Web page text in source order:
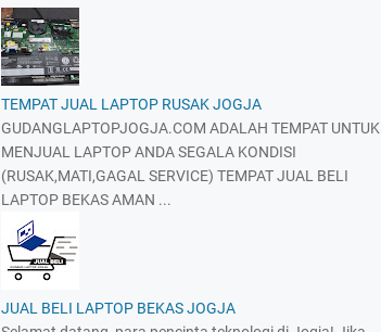
TEMPAT JUAL LAPTOP RUSAK JOGJA
GUDANGLAPTOPJOGJA.COM ADALAH TEMPAT UNTUK
MENJUAL LAPTOP ANDA SEGALA KONDISI
(RUSAK,MATI,GAGAL SERVICE) TEMPAT JUAL BELI
LAPTOP BEKAS AMAN ...
JUAL BELI LAPTOP BEKAS JOGJA